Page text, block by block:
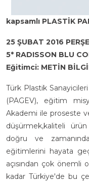
kapsamlı PLASTİK
25 ŞUBAT 2016
5* RADISSON BLU
Eğitimci: METİN
Türk Plastik
(PAGEV), eğitim
Akademi ile proseste
düşürmek,kaliteli
doğru ve
eğitimlerini hayata
açısından çok önemli
kadar Türkiye'de bu